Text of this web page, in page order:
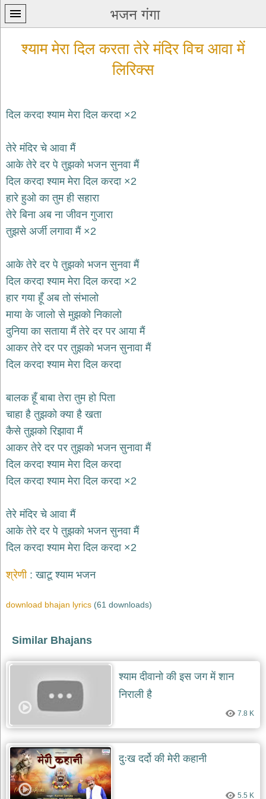
भजन गंगा
प्रथम
कृष्ण
krishna
शिव
भजन
shiv
हनुमान
भजन
hanuman
bhajans
साईं
भजन
bhajans
जैन
bhajans
दुर्गा
भजन
bhajans
गणेश
भजन
राम
भजन
raam
bhajans
गुरुदेव
bhajans
भजन
vishnu
bhajans
बाबा
बालक
नाथ
भजन
baba
balak
nath
श्याम मेरा दिल करता तेरे मंदिर विच आवा में
लिरिक्स
दिल करदा श्याम मेरा दिल करदा ×2
तेरे मंदिर चे आवा मैं
आके तेरे दर पे तुझको भजन सुनवा मैं
दिल करदा श्याम मेरा दिल करदा ×2
हारे हुओ का तुम ही सहारा
तेरे बिना अब ना जीवन गुजारा
तुझसे अर्जी लगावा मैं ×2
आके तेरे दर पे तुझको भजन सुनवा मैं
दिल करदा श्याम मेरा दिल करदा ×2
हार गया हूँ अब तो संभालो
माया के जालो से मुझको निकालो
दुनिया का सताया मैं तेरे दर पर आया मैं
आकर तेरे दर पर तुझको भजन सुनावा मैं
दिल करदा श्याम मेरा दिल करदा
बालक हूँ बाबा तेरा तुम हो पिता
चाहा है तुझको क्या है खता
कैसे तुझको रिझावा मैं
आकर तेरे दर पर तुझको भजन सुनावा मैं
दिल करदा श्याम मेरा दिल करदा
दिल करदा श्याम मेरा दिल करदा ×2
तेरे मंदिर चे आवा मैं
आके तेरे दर पे तुझको भजन सुनवा मैं
दिल करदा श्याम मेरा दिल करदा ×2
श्रेणी खाटू श्याम भजन
download bhajan lyrics (61 downloads)
Similar Bhajans
श्याम दीवानो की इस जग में शान
निराली है
7.8 K
दुःख दर्दो की मेरी कहानी
5.5 K